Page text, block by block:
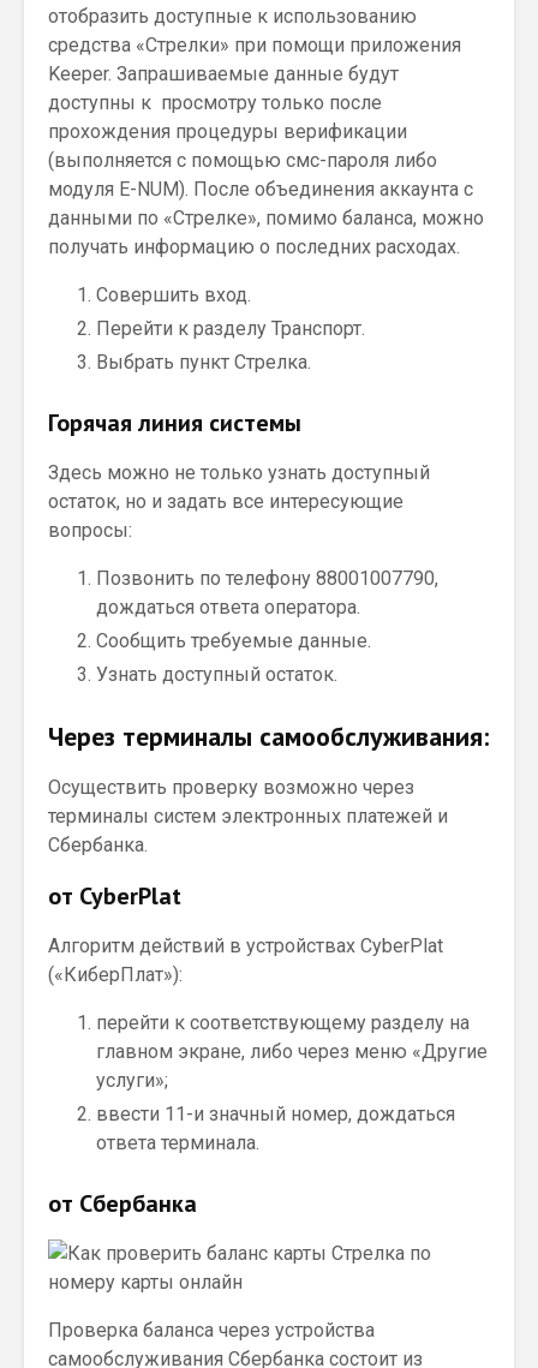
отобразить доступные к использованию
средства «Стрелки» при помощи приложения
Keeper. Запрашиваемые данные будут
доступны к просмотру только после
прохождения процедуры верификации
(выполняется с помощью смс-пароля либо
модуля E-NUM). После объединения аккаунта с
данными по «Стрелке», помимо баланса, можно
получать информацию о последних расходах.
Совершить вход.
Перейти к разделу Транспорт.
Выбрать пункт Стрелка.
Горячая линия системы
Здесь можно не только узнать доступный
остаток, но и задать все интересующие
вопросы:
Позвонить по телефону 88001007790,
дождаться ответа оператора.
Сообщить требуемые данные.
Узнать доступный остаток.
Через терминалы самообслуживания:
Осуществить проверку возможно через
терминалы систем электронных платежей и
Сбербанка.
от CyberPlat
Алгоритм действий в устройствах CyberPlat
(«КиберПлат»):
перейти к соответствующему разделу на
главном экране, либо через меню «Другие
услуги»;
ввести 11-и значный номер, дождаться
ответа терминала.
от Сбербанка
Проверка баланса через устройства
самообслуживания Сбербанка состоит из